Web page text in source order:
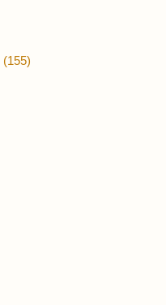
(155)